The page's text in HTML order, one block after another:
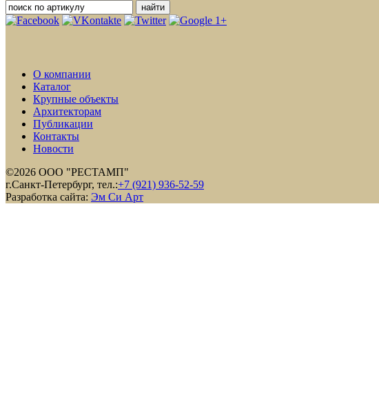
О компании
Каталог
Крупные объекты
Архитекторам
Публикации
Контакты
Новости
©2026 ООО "РЕСТАМП"
г.Санкт-Петербург, тел.:+7 (921) 936-52-59
Разработка сайта: Эм Си Арт